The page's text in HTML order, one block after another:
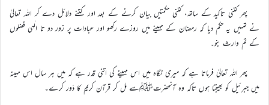
پھر کتنی تاکید کے ساتھ، کتنی حکمتیں بیان کرنے کے بعد اور کتنے دلائل دے کر اللہ تعالیٰ
نے تمہیں یہ حکم دیا کہ رمضان کے مہینے میں روزے رکھو اور عبادات پر زور دو تا الٰہی فضلوں
کے تم وارث بنو۔
پھر اللہ تعالیٰ فرماتا ہے کہ میری نگاہ میں اس مہینے کی اتنی قدر ہے کہ میں ہر سال اس مہینہ
میں جبرئیل کو بھیجتا ہوں تاکہ وہ آنحضرتﷺسے مل کر قرآن کریم کا دَور کرے۔